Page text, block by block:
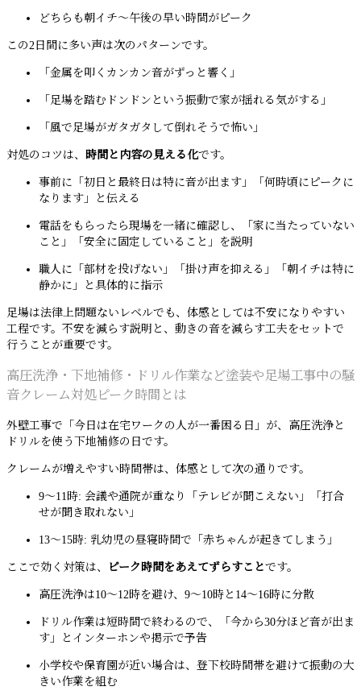
どちらも朝イチ〜午後の早い時間がピーク
この2日間に多い声は次のパターンです。
「金属を叩くカンカン音がずっと響く」
「足場を踏むドンドンという振動で家が揺れる気がする」
「風で足場がガタガタして倒れそうで怖い」
対処のコツは、 時間と内容の見える化です。
事前に「初日と最終日は特に音が出ます」「何時頃にピークに
なります」と伝える
電話をもらったら現場を一緒に確認し、「家に当たっていない
こと」「安全に固定していること」を説明
職人に「部材を投げない」「掛け声を抑える」「朝イチは特に
静かに」と具体的に指示
足場は法律上問題ないレベルでも、体感としては不安になりやすい
工程です。不安を減らす説明と、動きの音を減らす工夫をセットで
行うことが重要です。
高圧洗浄・下地補修・ドリル作業など塗装や足場工事中の騒
音クレーム対処ピーク時間とは
外壁工事で「今日は在宅ワークの人が一番困る日」が、高圧洗浄と
ドリルを使う下地補修の日です。
クレームが増えやすい時間帯は、体感として次の通りです。
9〜11時: 会議や通院が重なり「テレビが聞こえない」「打合
せが聞き取れない」
13〜15時: 乳幼児の昼寝時間で「赤ちゃんが起きてしまう」
ここで効く対策は、 ピーク時間をあえてずらすことです。
高圧洗浄は10〜12時を避け、9〜10時と14〜16時に分散
ドリル作業は短時間で終わるので、「今から30分ほど音が出ま
す」とインターホンや掲示で予告
小学校や保育園が近い場合は、登下校時間帯を避けて振動の大
きい作業を組む